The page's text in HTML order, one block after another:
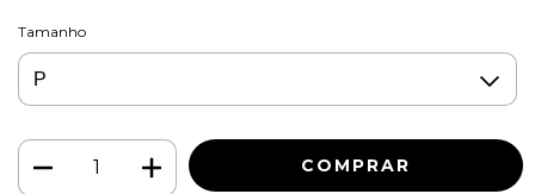
Tamanho